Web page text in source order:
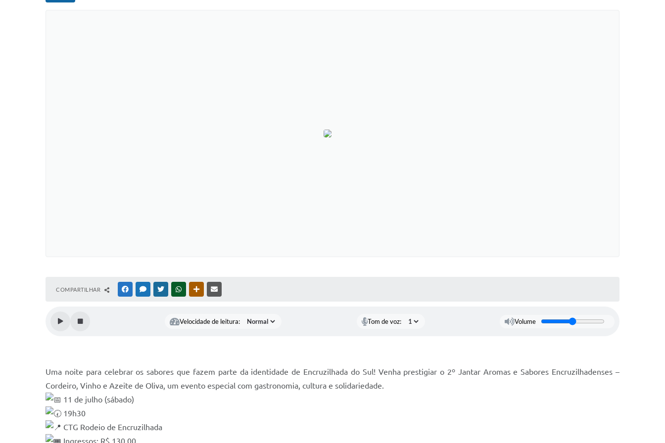
COMPARTILHAR FACEBOOKMESSENGER
TWITTERWHATSAPPOUTRAS MÍDIAS
Velocidade de leitura: Tom de voz: Volume
Uma noite para celebrar os sabores que fazem parte da identidade de Encruzilhada do Sul! Venha prestigiar o 2º Jantar Aromas e Sabores Encruzilhadenses –
Cordeiro, Vinho e Azeite de Oliva, um evento especial com gastronomia, cultura e solidariedade.
11 de julho (sábado)
19h30
CTG Rodeio de Encruzilhada
Ingressos: R$ 130,00